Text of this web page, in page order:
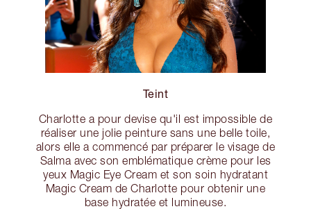
Teint
Charlotte a pour devise qu'il est impossible de
réaliser une jolie peinture sans une belle toile,
alors elle a commencé par préparer le visage de
Salma avec son emblématique crème pour les
yeux Magic Eye Cream et son soin hydratant
Magic Cream de Charlotte pour obtenir une
base hydratée et lumineuse.